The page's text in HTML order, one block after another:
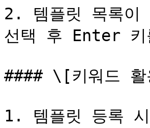
2. 템플릿 목록이
선택 후 Enter 키
#### \[키워드 활
1. 템플릿 등록